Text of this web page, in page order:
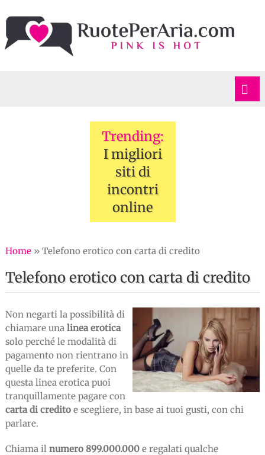
Trending:
I migliori
siti di
incontri
online
Home» Telefono erotico con carta di credito
Telefono erotico con carta di credito
Non negarti la possibilità di
chiamare una linea erotica
solo perché le modalità di
pagamento non rientrano in
quelle da te preferite. Con
questa linea erotica puoi
tranquillamente pagare con
carta di creditoe scegliere, in base ai tuoi gusti, con chi
parlare.
Chiama il numero 899.000.000e regalati qualche